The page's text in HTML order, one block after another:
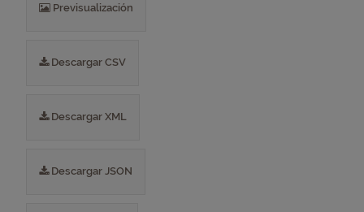
Previsualización
Descargar CSV
Descargar XML
Descargar JSON